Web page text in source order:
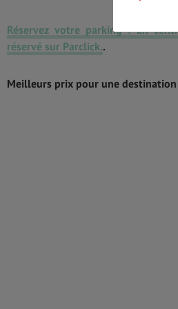
Réservez votre parking ! En
réservé sur Parclick..
Meilleurs prix pour une destination